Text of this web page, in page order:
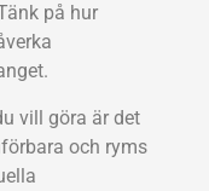
på hur
vill göra är det
och ryms